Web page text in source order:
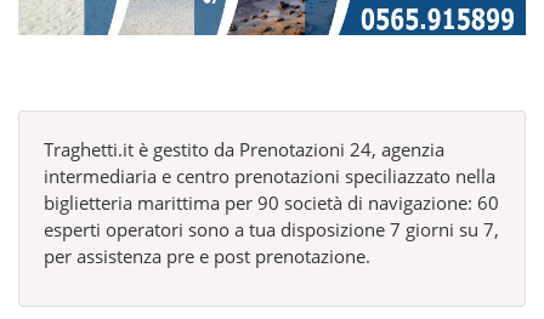
Traghetti.it è gestito da Prenotazioni 24, agenzia
intermediaria e centro prenotazioni speciliazzato nella
biglietteria marittima per 90 società di navigazione: 60
esperti operatori sono a tua disposizione 7 giorni su 7,
per assistenza pre e post prenotazione.